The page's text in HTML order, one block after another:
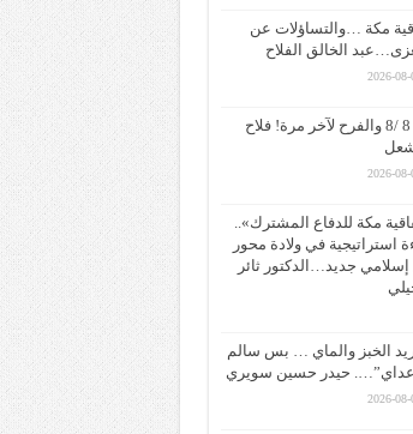
مكة …والتساؤلات عن
الخالق الفلاح
2026-08-
يوم 8 /8 والفرح لآخر مرة! فلاح
2026-08-
مكة للدفاع المشترك»..
استراتيجية في ولادة محور
جديد…الدكتور ثائر
الخبز والماي … بس سالم
عداي”…. حيدر حسين سويري
2026-08-